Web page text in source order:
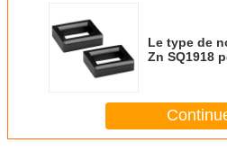
Le type de
Zn SQ1918